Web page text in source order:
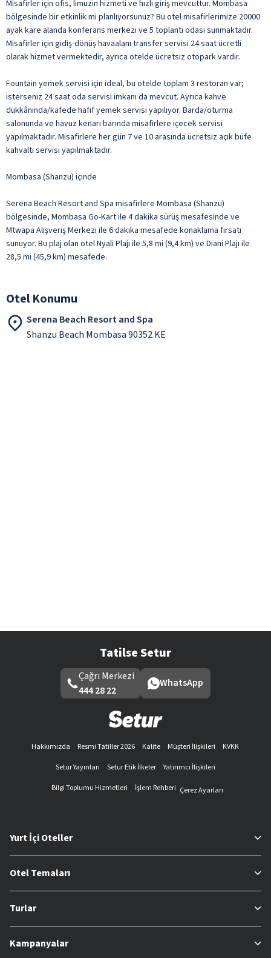
Misafirler için ofis, limuzin hizmeti ve hızlı giriş mevcuttur. Mombasa
bölgesinde bir etkinlik mi planlıyorsunuz? Bu otel misafirlerimize 20000
ayak kare alanda konferans merkezi ve 5 toplantı odası sunmaktadır.
Misafirler için gidiş-dönüş havaalanı transfer servisi 24 saat ücretli
olarak hizmet vermektedir, ayrıca otelde ücretsiz otopark vardır.
Fountain yemek servisi için ideal, bu otelde toplam 3 restoran var;
isterseniz 24 saat oda servisi imkanı da mevcut. Ayrıca kahve
dükkânında/kafede hafif yemek servisi yapılıyor. Barda/oturma
salonunda ve havuz kenarı barında misafirlere içecek servisi
yapılmaktadır. Misafirlere her gün 7 ve 10 arasında ücretsiz açık büfe
kahvaltı servisi yapılmaktadır.
Mombasa (Shanzu) içinde
Serena Beach Resort and Spa misafirlere Mombasa (Shanzu)
bölgesinde, Mombasa Go-Kart ile 4 dakika sürüş mesafesinde ve
Mtwapa Alışveriş Merkezi ile 6 dakika mesafede konaklama fırsatı
sunuyor. Bu plaj olan otel Nyali Plajı ile 5,8 mi (9,4 km) ve Diani Plajı ile
28,5 mi (45,9 km) mesafede.
Otel Konumu
Serena Beach Resort and Spa
Shanzu Beach Mombasa 90352 KE
Tatilse Setur
Çağrı Merkezi
444 28 22
WhatsApp
Hakkımızda Resmi Tatiller 2026 Kalite Müşteri İlişkileri
KVKK
Setur Yayınları
Setur Etik İlkeler
Yatırımcı İlişkileri
Bilgi Toplumu Hizmetleri
İşlem Rehberi Çerez Ayarları
Yurt İçi Oteller
Otel Temaları
Turlar
Kampanyalar